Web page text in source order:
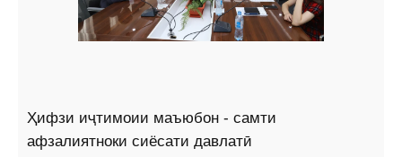
Ҳифзи иҷтимоии маъюбон - самти
афзалиятноки сиёсати давлатӣ